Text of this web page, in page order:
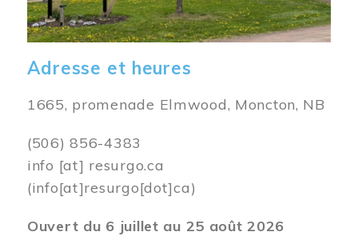
Adresse et heures
1665, promenade Elmwood, Moncton, NB
(506) 856-4383
info [at] resurgo.ca
(info[at]resurgo[dot]ca)
Ouvert du 6 juillet au 25 août 2026